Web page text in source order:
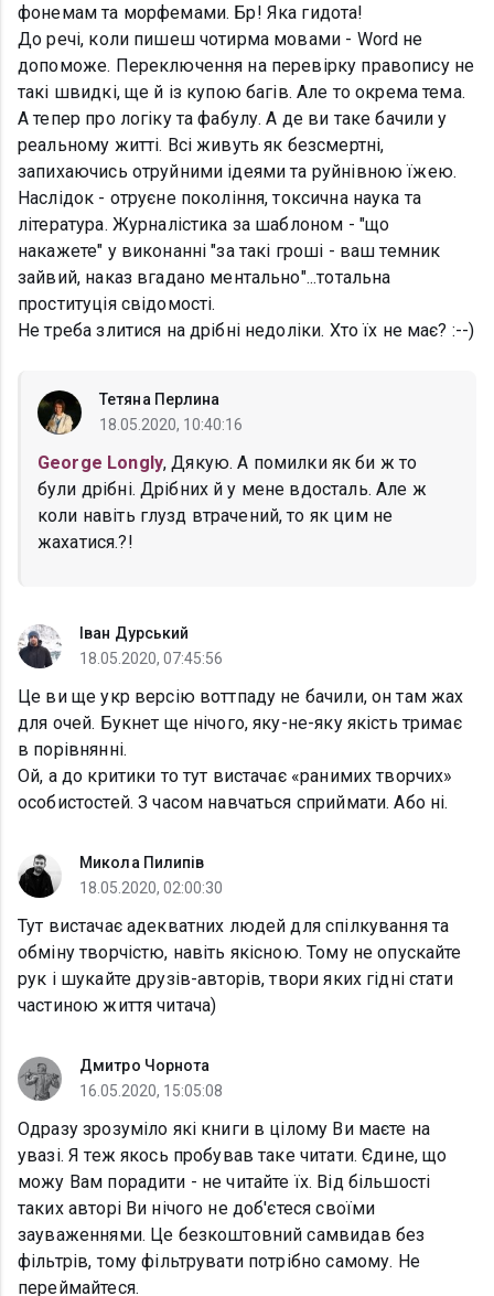
фонемам та морфемами. Бр! Яка гидота!
До речі, коли пишеш чотирма мовами - Word не
допоможе. Переключення на перевірку правопису не
такі швидкі, ще й із купою багів. Але то окрема тема.
А тепер про логіку та фабулу. А де ви таке бачили у
реальному житті. Всі живуть як безсмертні,
запихаючись отруйними ідеями та руйнівною їжею.
Наслідок - отруєне покоління, токсична наука та
література. Журналістика за шаблоном - "що
накажете" у виконанні "за такі гроші - ваш темник
зайвий, наказ вгадано ментально"...тотальна
проституція свідомості.
Не треба злитися на дрібні недоліки. Хто їх не має? :--)
Тетяна Перлина
18.05.2020, 10:40:16
George Longly, Дякую. А помилки як би ж то
були дрібні. Дрібних й у мене вдосталь. Але ж
коли навіть глузд втрачений, то як цим не
жахатися.?!
Іван Дурський
18.05.2020, 07:45:56
Це ви ще укр версію воттпаду не бачили, он там жах
для очей. Букнет ще нічого, яку-не-яку якість тримає
в порівнянні.
Ой, а до критики то тут вистачає «ранимих творчих»
особистостей. З часом навчаться сприймати. Або ні.
Микола Пилипів
18.05.2020, 02:00:30
Тут вистачає адекватних людей для спілкування та
обміну творчістю, навіть якісною. Тому не опускайте
рук і шукайте друзів-авторів, твори яких гідні стати
частиною життя читача)
Дмитро Чорнота
16.05.2020, 15:05:08
Одразу зрозуміло які книги в цілому Ви маєте на
увазі. Я теж якось пробував таке читати. Єдине, що
можу Вам порадити - не читайте їх. Від більшості
таких авторі Ви нічого не доб'єтеся своїми
зауваженнями. Це безкоштовний самвидав без
фільтрів, тому фільтрувати потрібно самому. Не
переймайтеся.